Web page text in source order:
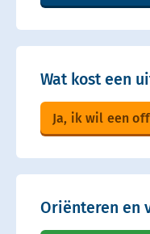
Wat kost een
Ja, ik wil een
Oriënteren en